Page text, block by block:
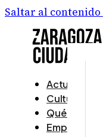
Saltar al
Actualidad
Cultura y
Qué ver y
Empresa